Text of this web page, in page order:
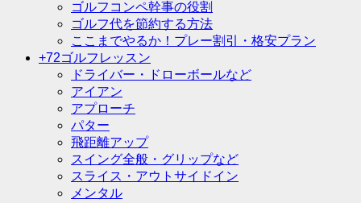
ゴルフコンペ幹事の役割
ゴルフ代を節約する方法
ここまでやるか！プレー割引・格安プラン
+72ゴルフレッスン
ドライバー・ドローボールなど
アイアン
アプローチ
パター
飛距離アップ
スイング全般・グリップなど
スライス・アウトサイドイン
メンタル